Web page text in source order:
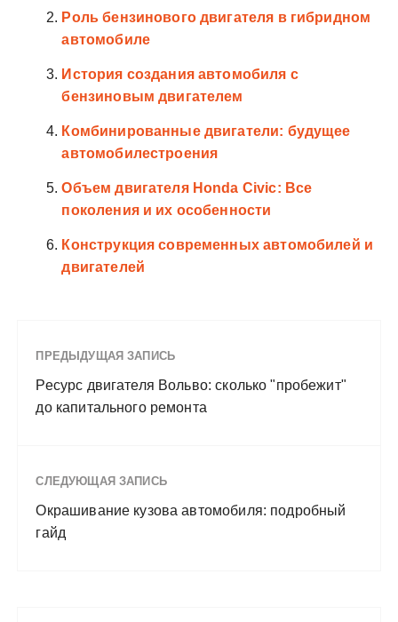
Роль бензинового двигателя в гибридном
автомобиле
История создания автомобиля с
бензиновым двигателем
Комбинированные двигатели: будущее
автомобилестроения
Объем двигателя Honda Civic: Все
поколения и их особенности
Конструкция современных автомобилей и
двигателей
ПРЕДЫДУЩАЯ ЗАПИСЬ
Ресурс двигателя Вольво: сколько "пробежит"
до капитального ремонта
СЛЕДУЮЩАЯ ЗАПИСЬ
Окрашивание кузова автомобиля: подробный
гайд